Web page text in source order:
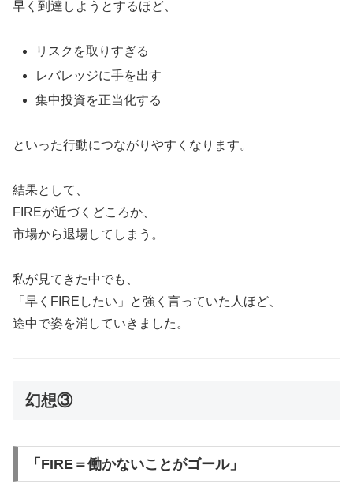
早く到達しようとするほど、
リスクを取りすぎる
レバレッジに手を出す
集中投資を正当化する
といった行動につながりやすくなります。
結果として、
FIREが近づくどころか、
市場から退場してしまう。
私が見てきた中でも、
「早くFIREしたい」と強く言っていた人ほど、
途中で姿を消していきました。
幻想③
「FIRE＝働かないことがゴール」